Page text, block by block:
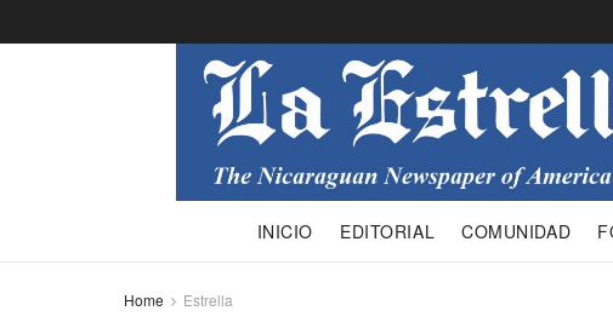
INICIO EDITORIAL COMUNIDAD
Home Estrella